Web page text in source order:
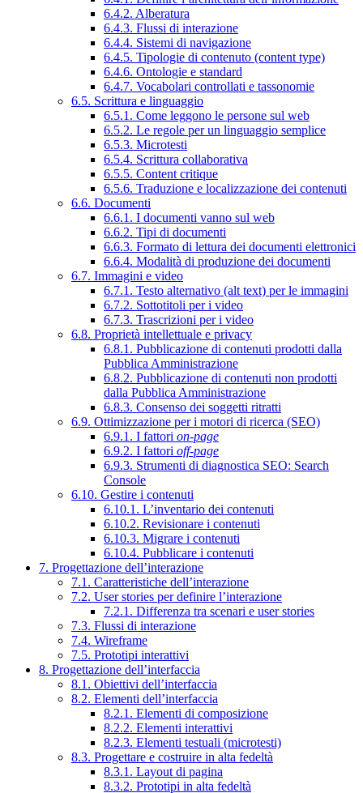
6.4.2. Alberatura
6.4.3. Flussi di interazione
6.4.4. Sistemi di navigazione
6.4.5. Tipologie di contenuto (content type)
6.4.6. Ontologie e standard
6.4.7. Vocabolari controllati e tassonomie
6.5. Scrittura e linguaggio
6.5.1. Come leggono le persone sul web
6.5.2. Le regole per un linguaggio semplice
6.5.3. Microtesti
6.5.4. Scrittura collaborativa
6.5.5. Content critique
6.5.6. Traduzione e localizzazione dei contenuti
6.6. Documenti
6.6.1. I documenti vanno sul web
6.6.2. Tipi di documenti
6.6.3. Formato di lettura dei documenti elettronici
6.6.4. Modalità di produzione dei documenti
6.7. Immagini e video
6.7.1. Testo alternativo (alt text) per le immagini
6.7.2. Sottotitoli per i video
6.7.3. Trascrizioni per i video
6.8. Proprietà intellettuale e privacy
6.8.1. Pubblicazione di contenuti prodotti dalla
Pubblica Amministrazione
6.8.2. Pubblicazione di contenuti non prodotti
dalla Pubblica Amministrazione
6.8.3. Consenso dei soggetti ritratti
6.9. Ottimizzazione per i motori di ricerca (SEO)
6.9.1. I fattori on-page
6.9.2. I fattori off-page
6.9.3. Strumenti di diagnostica SEO: Search
Console
6.10. Gestire i contenuti
6.10.1. L’inventario dei contenuti
6.10.2. Revisionare i contenuti
6.10.3. Migrare i contenuti
6.10.4. Pubblicare i contenuti
7. Progettazione dell’interazione
7.1. Caratteristiche dell’interazione
7.2. User stories per definire l’interazione
7.2.1. Differenza tra scenari e user stories
7.3. Flussi di interazione
7.4. Wireframe
7.5. Prototipi interattivi
8. Progettazione dell’interfaccia
8.1. Obiettivi dell’interfaccia
8.2. Elementi dell’interfaccia
8.2.1. Elementi di composizione
8.2.2. Elementi interattivi
8.2.3. Elementi testuali (microtesti)
8.3. Progettare e costruire in alta fedeltà
8.3.1. Layout di pagina
8.3.2. Prototipi in alta fedeltà